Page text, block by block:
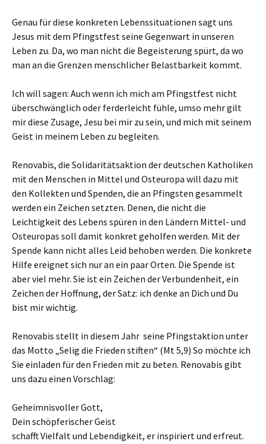
Genau für diese konkreten Lebenssituationen sagt uns
Jesus mit dem Pfingstfest seine Gegenwart in unseren
Leben zu. Da, wo man nicht die Begeisterung spürt, da wo
man an die Grenzen menschlicher Belastbarkeit kommt.
Ich will sagen: Auch wenn ich mich am Pfingstfest nicht
überschwänglich oder ferderleicht fühle, umso mehr gilt
mir diese Zusage, Jesu bei mir zu sein, und mich mit seinem
Geist in meinem Leben zu begleiten.
Renovabis, die Solidaritätsaktion der deutschen Katholiken
mit den Menschen in Mittel und Osteuropa will dazu mit
den Kollekten und Spenden, die an Pfingsten gesammelt
werden ein Zeichen setzten. Denen, die nicht die
Leichtigkeit des Lebens spüren in den Ländern Mittel- und
Osteuropas soll damit konkret geholfen werden. Mit der
Spende kann nicht alles Leid behoben werden. Die konkrete
Hilfe ereignet sich nur an ein paar Orten. Die Spende ist
aber viel mehr. Sie ist ein Zeichen der Verbundenheit, ein
Zeichen der Hoffnung, der Satz: ich denke an Dich und Du
bist mir wichtig.
Renovabis stellt in diesem Jahr seine Pfingstaktion unter
das Motto „Selig die Frieden stiften“ (Mt 5,9) So möchte ich
Sie einladen für den Frieden mit zu beten. Renovabis gibt
uns dazu einen Vorschlag:
Geheimnisvoller Gott,
Dein schöpferischer Geist
schafft Vielfalt und Lebendigkeit, er inspiriert und erfreut.